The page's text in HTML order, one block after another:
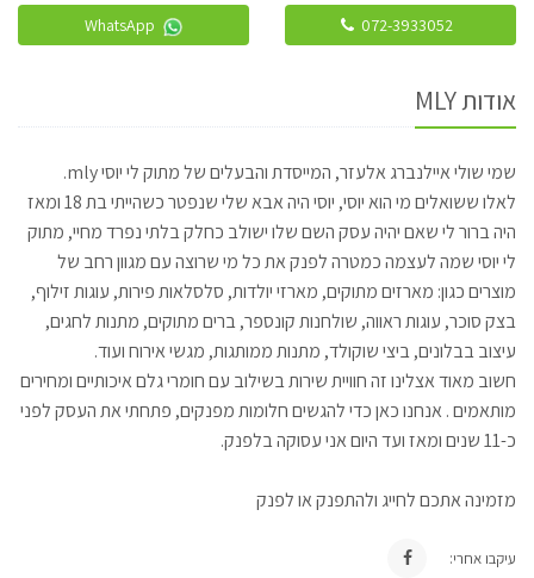
אודות MLY
שמי שולי איילנברג אלעזר, המייסדת והבעלים של מתוק לי יוסי mly.
לאלו ששואלים מי הוא יוסי, יוסי היה אבא שלי שנפטר כשהייתי בת 18 ומאז
היה ברור לי שאם יהיה עסק השם שלו ישולב כחלק בלתי נפרד מחיי, מתוק
לי יוסי שמה לעצמה כמטרה לפנק את כל מי שרוצה עם מגוון רחב של
מוצרים כגון: מארזים מתוקים, מארזי יולדות, סלסלאות פירות, עוגות זילוף,
בצק סוכר, עוגות ראווה, שולחנות קונספר, ברים מתוקים, מתנות לחגים,
עיצוב בבלונים, ביצי שוקולד, מתנות ממותגות, מגשי אירוח ועוד.
חשוב מאוד אצלינו זה חוויית שירות בשילוב עם חומרי גלם איכותיים ומחירים
מותאמים . אנחנו כאן כדי להגשים חלומות מפנקים, פתחתי את העסק לפני
כ-11 שנים ומאז ועד היום אני עסוקה בלפנק.
מזמינה אתכם לחייג ולהתפנק או לפנק
עיקבו אחרי: